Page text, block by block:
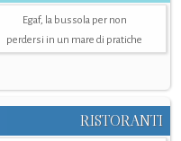
Egaf, la bussola per non
perdersi in un mare di pratiche
RISTORANTI